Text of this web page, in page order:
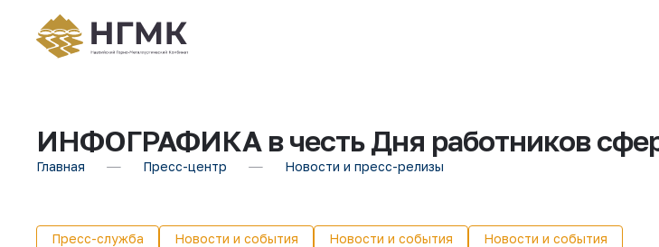
ИНФОГРАФИКА в честь Дня работников
Главная Пресс-центр Новости и пресс-релизы
Пресс-служба Новости и события Новости и события Новости и события